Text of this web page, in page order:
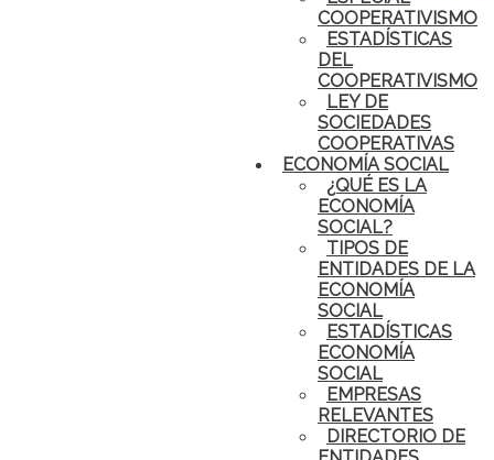
COOPERATIVISMO
ESTADÍSTICAS
DEL
COOPERATIVISMO
LEY DE
SOCIEDADES
COOPERATIVAS
ECONOMÍA SOCIAL
¿QUÉ ES LA
ECONOMÍA
SOCIAL?
TIPOS DE
ENTIDADES DE LA
ECONOMÍA
SOCIAL
ESTADÍSTICAS
ECONOMÍA
SOCIAL
EMPRESAS
RELEVANTES
DIRECTORIO DE